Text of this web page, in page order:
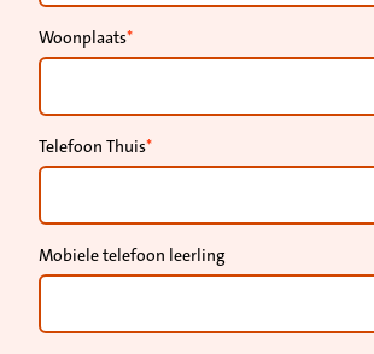
Woonplaats
Telefoon Thuis
Mobiele telefoon leerling